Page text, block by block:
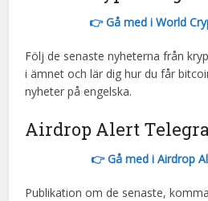
👉 Gå med i World
Följ de senaste nyheterna från
i ämnet och lär dig hur du får
nyheter på engelska.
Airdrop Alert
👉 Gå med i Airdrop
Publikation om de senaste,